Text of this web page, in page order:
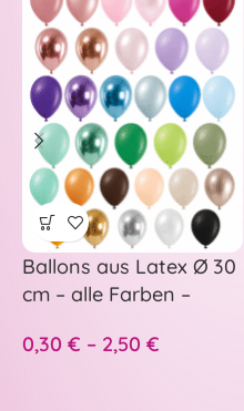
Ballons aus Latex Ø 30
cm – alle Farben –
0,30 € – 2,50 €